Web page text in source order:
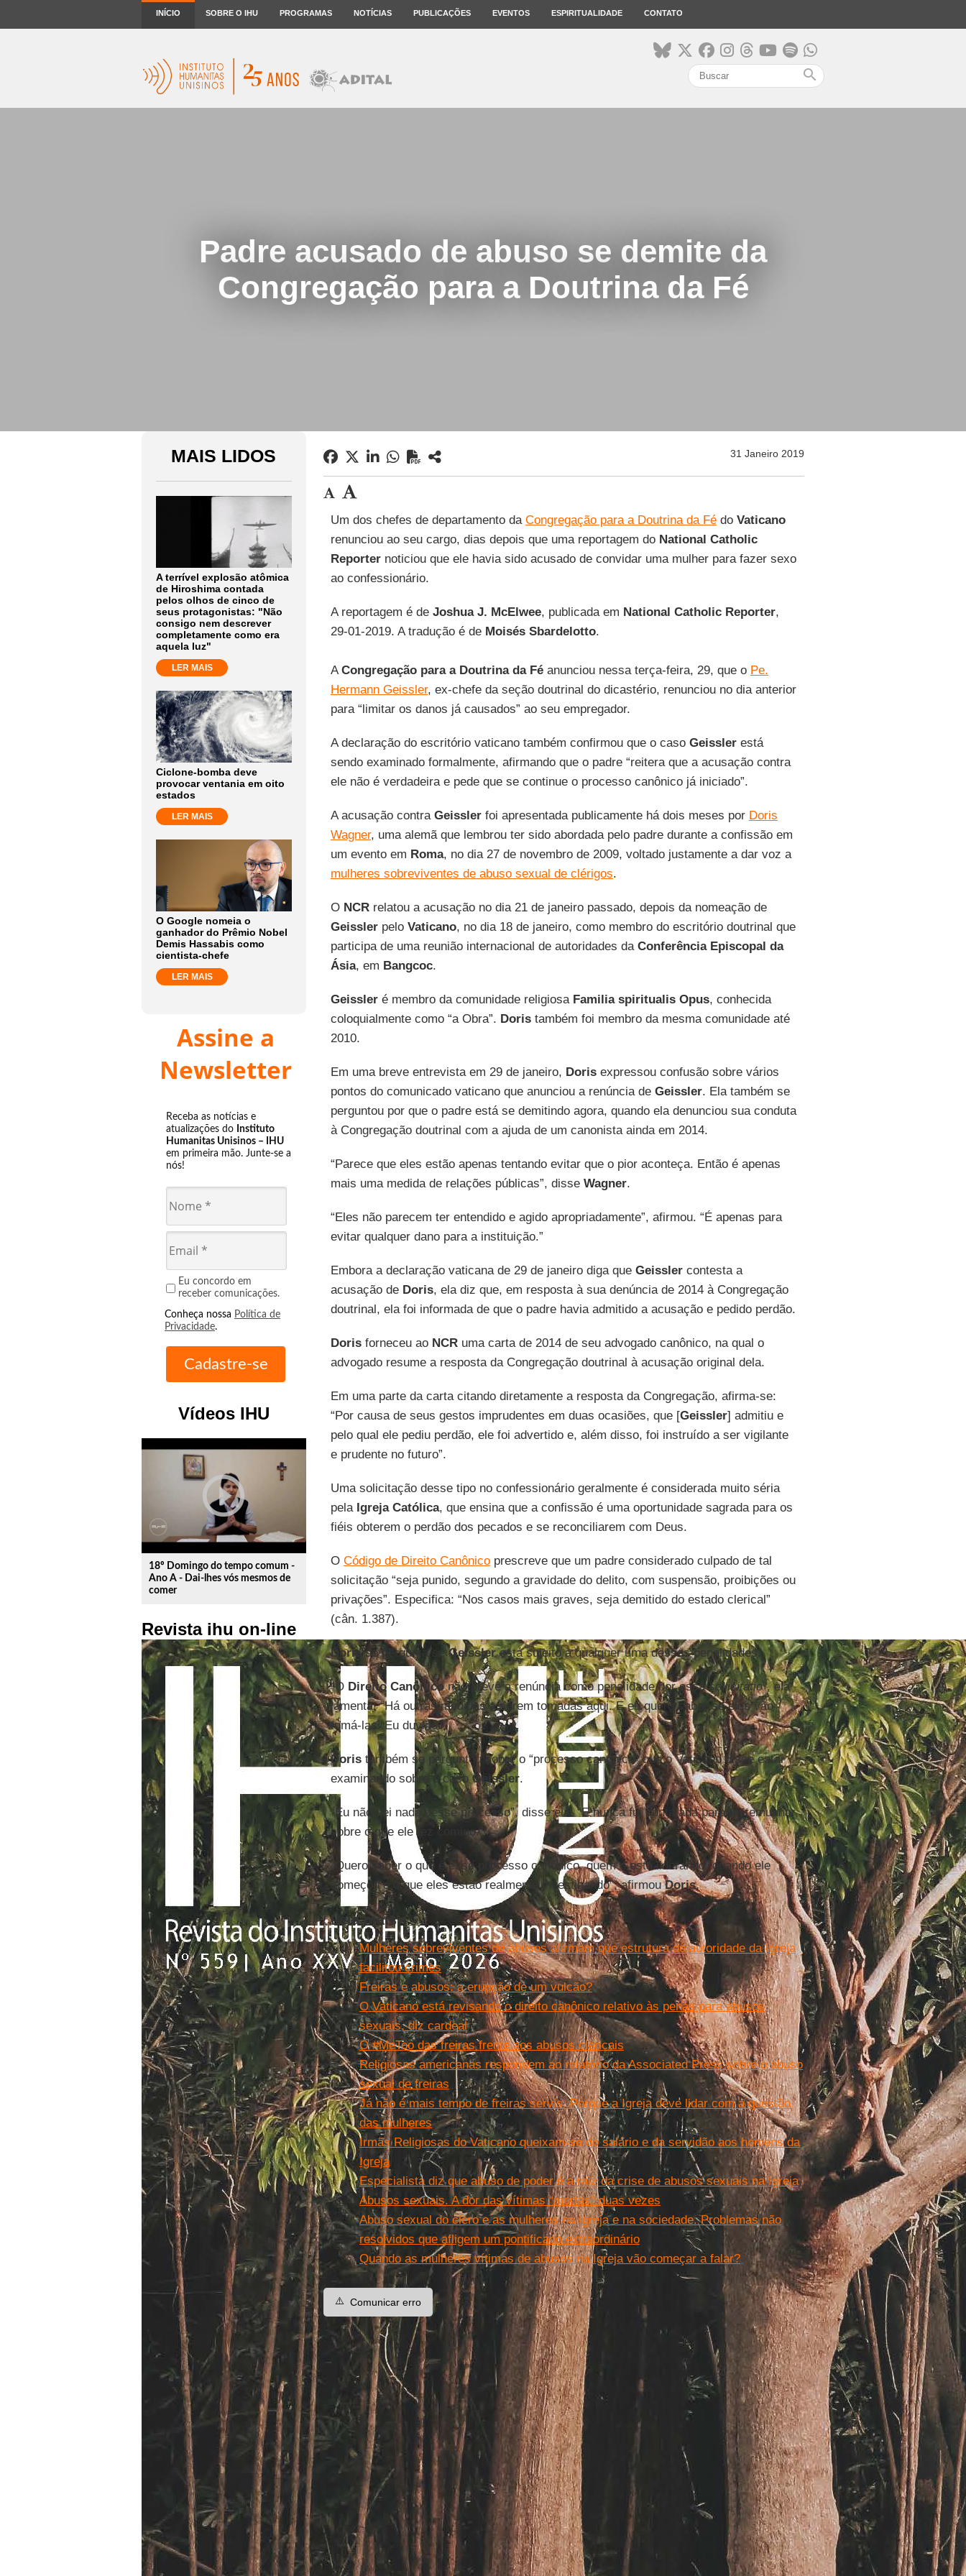
INÍCIO SOBRE O IHU PROGRAMAS NOTÍCIAS PUBLICAÇÕES EVENTOS ESPIRITUALIDADE CONTATO
search
Padre acusado de abuso se demite da
Congregação para a Doutrina da Fé
MAIS LIDOS
A terrível explosão atômica
de Hiroshima contada
pelos olhos de cinco de
seus protagonistas: "Não
consigo nem descrever
completamente como era
aquela luz"
LER MAIS
Ciclone-bomba deve
provocar ventania em oito
estados
LER MAIS
O Google nomeia o
ganhador do Prêmio Nobel
Demis Hassabis como
cientista-chefe
LER MAIS
Assine a
Newsletter
Receba as notícias e
atualizações do Instituto
Humanitas Unisinos – IHU
em primeira mão. Junte-se a
nós!
Eu concordo em
receber comunicações.
Conheça nossa Política de
Privacidade.
Vídeos IHU
play_circle_outline
18º Domingo do tempo comum -
Ano A - Dai-lhes vós mesmos de
comer
Revista ihu on-line
31 Janeiro 2019
Um dos chefes de departamento da Congregação para a Doutrina da Fédo Vaticano
renunciou ao seu cargo, dias depois que uma reportagem do National Catholic
Reporternoticiou que ele havia sido acusado de convidar uma mulher para fazer sexo
ao confessionário.
A reportagem é de Joshua J. McElwee, publicada em National Catholic Reporter,
29-01-2019. A tradução é de Moisés Sbardelotto.
ACongregação para a Doutrina da Féanunciou nessa terça-feira, 29, que o Pe.
Hermann Geissler, ex-chefe da seção doutrinal do dicastério, renunciou no dia anterior
para “limitar os danos já causados” ao seu empregador.
A declaração do escritório vaticano também confirmou que o caso Geisslerestá
sendo examinado formalmente, afirmando que o padre “reitera que a acusação contra
ele não é verdadeira e pede que se continue o processo canônico já iniciado”.
A acusação contra Geisslerfoi apresentada publicamente há dois meses por Doris
Wagner, uma alemã que lembrou ter sido abordada pelo padre durante a confissão em
um evento em Roma, no dia 27 de novembro de 2009, voltado justamente a dar voz a
mulheres sobreviventes de abuso sexual de clérigos.
O NCRrelatou a acusação no dia 21 de janeiro passado, depois da nomeação de
Geisslerpelo Vaticano, no dia 18 de janeiro, como membro do escritório doutrinal que
participa de uma reunião internacional de autoridades da Conferência Episcopal da
Ásia, em Bangcoc.
Geissleré membro da comunidade religiosa Familia spiritualis Opus, conhecida
coloquialmente como “a Obra”. Doristambém foi membro da mesma comunidade até
2010.
Em uma breve entrevista em 29 de janeiro, Dorisexpressou confusão sobre vários
pontos do comunicado vaticano que anunciou a renúncia de Geissler. Ela também se
perguntou por que o padre está se demitindo agora, quando ela denunciou sua conduta
à Congregação doutrinal com a ajuda de um canonista ainda em 2014.
“Parece que eles estão apenas tentando evitar que o pior aconteça. Então é apenas
mais uma medida de relações públicas”, disse Wagner.
“Eles não parecem ter entendido e agido apropriadamente”, afirmou. “É apenas para
evitar qualquer dano para a instituição.”
Embora a declaração vaticana de 29 de janeiro diga que Geisslercontesta a
acusação de Doris, ela diz que, em resposta à sua denúncia de 2014 à Congregação
doutrinal, ela foi informada de que o padre havia admitido a acusação e pedido perdão.
Dorisforneceu ao NCRuma carta de 2014 de seu advogado canônico, na qual o
advogado resume a resposta da Congregação doutrinal à acusação original dela.
Em uma parte da carta citando diretamente a resposta da Congregação, afirma-se:
“Por causa de seus gestos imprudentes em duas ocasiões, que [Geissler] admitiu e
pelo qual ele pediu perdão, ele foi advertido e, além disso, foi instruído a ser vigilante
e prudente no futuro”.
Uma solicitação desse tipo no confessionário geralmente é considerada muito séria
pela Igreja Católica, que ensina que a confissão é uma oportunidade sagrada para os
fiéis obterem o perdão dos pecados e se reconciliarem com Deus.
O Código de Direito Canônicoprescreve que um padre considerado culpado de tal
solicitação “seja punido, segundo a gravidade do delito, com suspensão, proibições ou
privações”. Especifica: “Nos casos mais graves, seja demitido do estado clerical”
(cân. 1.387).
Dorisse pergunta seGeisslerestá sujeito a qualquer uma dessas penalidades.
“O Direito Canôniconão prevê a renúncia como penalidade por essasollicitatio”, ela
lamenta. “Há outras medidas a serem tomadas aqui. E eu quero saber se eles vão
tomá-las. Eu duvido.”
Doristambém se perguntou sobre o “processo canônico” que o Vaticano disse estar
examinando sobre o casoGeissler.
“Eu não sei nada desse processo”, disse ela. “E nunca fui contatada para testemunhar
sobre o que ele fez comigo.”
“Quero saber o que é esse processo canônico, quem o está liderando, quando ele
começou e o que eles estão realmente investigando”, afirmouDoris.
Leia mais
Mulheres sobreviventes de abusos afirmam que estrutura de autoridade da Igreja
facilitou crimes
Freiras e abusos: a erupção de um vulcão?
O Vaticano está revisando o direito canônico relativo às penas para abusos
sexuais, diz cardeal
O #MeToo das freiras frente aos abusos clericais
Religiosas americanas respondem ao relatório da Associated Press sobre o abuso
sexual de freiras
Já não é mais tempo de freiras servis. Porque a Igreja deve lidar com a questão
das mulheres
Irmãs Religiosas do Vaticano queixam-se do salário e da servidão aos homens da
Igreja
Especialista diz que abuso de poder é a raiz da crise de abusos sexuais na Igreja
Abusos sexuais. A dor das vítimas “mortas” duas vezes
Abuso sexual do clero e as mulheres na Igreja e na sociedade. Problemas não
resolvidos que afligem um pontificado extraordinário
Quando as mulheres vítimas de abusos na Igreja vão começar a falar?
⚠️ Comunicar erro